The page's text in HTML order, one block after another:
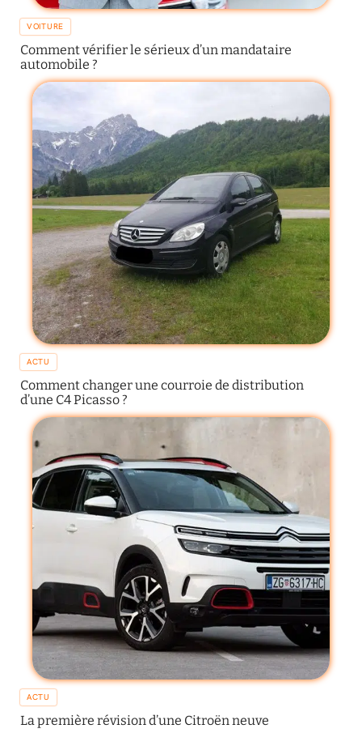
VOITURE
Comment vérifier le sérieux d’un mandataire
automobile ?
ACTU
Comment changer une courroie de distribution
d’une C4 Picasso ?
ACTU
La première révision d’une Citroën neuve